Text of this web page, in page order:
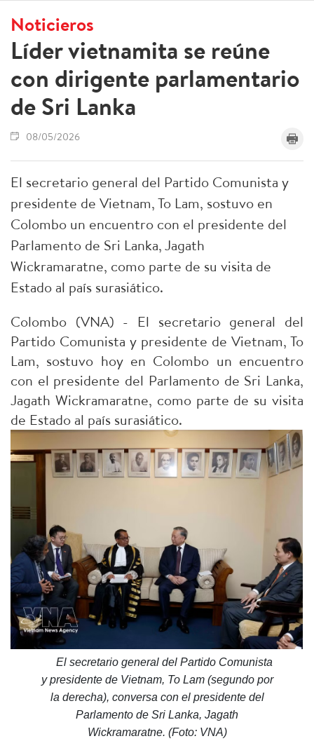
Noticieros
Líder vietnamita se reúne
con dirigente parlamentario
de Sri Lanka
08/05/2026
El secretario general del Partido Comunista y
presidente de Vietnam, To Lam, sostuvo en
Colombo un encuentro con el presidente del
Parlamento de Sri Lanka, Jagath
Wickramaratne, como parte de su visita de
Estado al país surasiático.
Colombo (VNA) - El secretario general del
Partido Comunista y presidente de Vietnam, To
Lam, sostuvo hoy en Colombo un encuentro
con el presidente del Parlamento de Sri Lanka,
Jagath Wickramaratne, como parte de su visita
de Estado al país surasiático.
El secretario general del Partido Comunista
y presidente de Vietnam, To Lam (segundo por
la derecha), conversa con el presidente del
Parlamento de Sri Lanka, Jagath
Wickramaratne. (Foto: VNA)